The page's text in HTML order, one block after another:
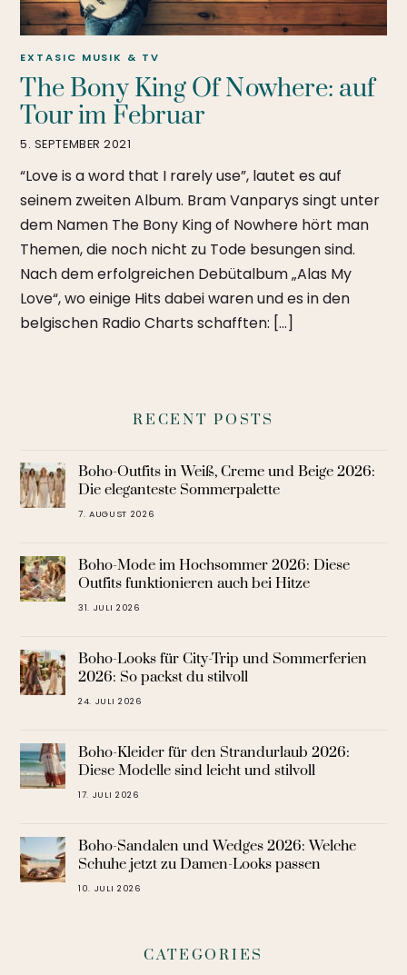
5. SEPTEMBER 2021
The Bony King Of Nowhere: auf
Tour im Februar
EXTASIC MUSIK & TV
“Love is a word that I rarely use”, lautet es auf
seinem zweiten Album. Bram Vanparys singt unter
dem Namen The Bony King of Nowhere hört man
Themen, die noch nicht zu Tode besungen sind.
Nach dem erfolgreichen Debütalbum „Alas My
Love“, wo einige Hits dabei waren und es in den
belgischen Radio Charts schafften: […]
RECENT POSTS
Boho-Outfits in Weiß, Creme und Beige 2026:
Die eleganteste Sommerpalette
7. AUGUST 2026
Boho-Mode im Hochsommer 2026: Diese
Outfits funktionieren auch bei Hitze
31. JULI 2026
Boho-Looks für City-Trip und Sommerferien
2026: So packst du stilvoll
24. JULI 2026
Boho-Kleider für den Strandurlaub 2026:
Diese Modelle sind leicht und stilvoll
17. JULI 2026
Boho-Sandalen und Wedges 2026: Welche
Schuhe jetzt zu Damen-Looks passen
10. JULI 2026
CATEGORIES